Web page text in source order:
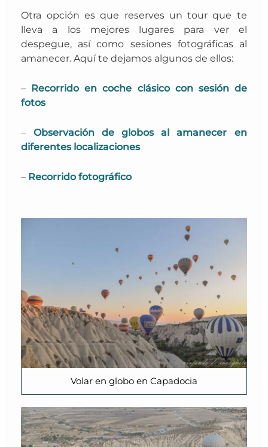
Otra opción es que reserves un tour que te
lleva a los mejores lugares para ver el
despegue, así como sesiones fotográficas al
amanecer. Aquí te dejamos algunos de ellos:
– Recorrido en coche clásico con sesión de
fotos
– Observación de globos al amanecer en
diferentes localizaciones
– Recorrido fotográfico
Volar en globo en Capadocia